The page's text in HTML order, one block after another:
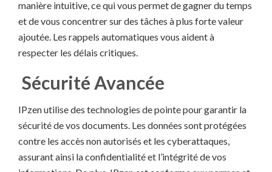
manière intuitive, ce qui vous permet de gagner du temps
et de vous concentrer sur des tâches à plus forte valeur
ajoutée. Les rappels automatiques vous aident à
respecter les délais critiques.
Sécurité Avancée
IPzen utilise des technologies de pointe pour garantir la
sécurité de vos documents. Les données sont protégées
contre les accès non autorisés et les cyberattaques,
assurant ainsi la confidentialité et l’intégrité de vos